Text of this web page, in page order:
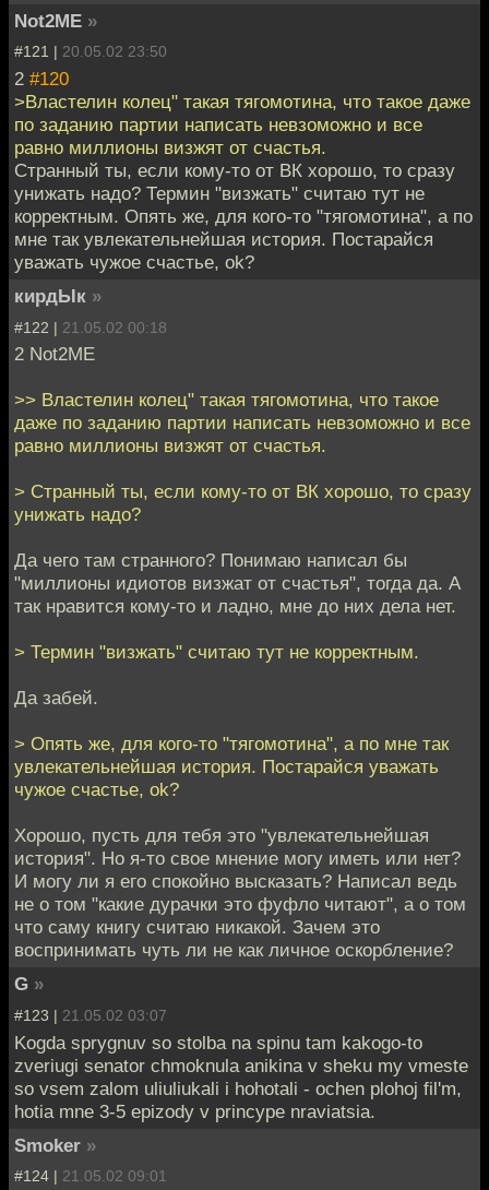
Not2ME »
#121 | 20.05.02 23:50
2 #120
>Властелин колец" такая тягомотина, что такое даже
по заданию партии написать невзоможно и все
равно миллионы визжят от счастья.
Странный ты, если кому-то от ВК хорошо, то сразу
унижать надо? Термин "визжать" считаю тут не
корректным. Опять же, для кого-то "тягомотина", а по
мне так увлекательнейшая история. Постарайся
уважать чужое счастье, ok?
кирдЫк »
#122 | 21.05.02 00:18
2 Not2ME
>> Властелин колец" такая тягомотина, что такое
даже по заданию партии написать невзоможно и все
равно миллионы визжят от счастья.
> Странный ты, если кому-то от ВК хорошо, то сразу
унижать надо?
Да чего там странного? Понимаю написал бы
"миллионы идиотов визжат от счастья", тогда да. А
так нравится кому-то и ладно, мне до них дела нет.
> Термин "визжать" считаю тут не корректным.
Да забей.
> Опять же, для кого-то "тягомотина", а по мне так
увлекательнейшая история. Постарайся уважать
чужое счастье, ok?
Хорошо, пусть для тебя это "увлекательнейшая
история". Но я-то свое мнение могу иметь или нет?
И могу ли я его спокойно высказать? Написал ведь
не о том "какие дурачки это фуфло читают", а о том
что саму книгу считаю никакой. Зачем это
воспринимать чуть ли не как личное оскорбление?
G »
#123 | 21.05.02 03:07
Kogda sprygnuv so stolba na spinu tam kakogo-to
zveriugi senator chmoknula anikina v sheku my vmeste
so vsem zalom uliuliukali i hohotali - ochen plohoj fil'm,
hotia mne 3-5 epizody v princype nraviatsia.
Smoker »
#124 | 21.05.02 09:01